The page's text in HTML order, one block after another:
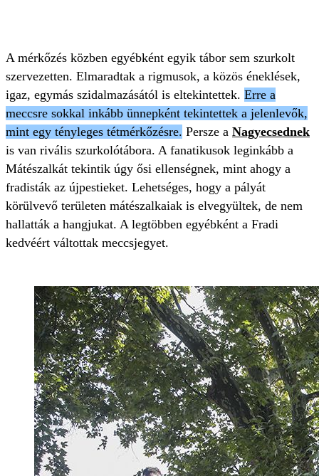
A mérkőzés közben egyébként egyik tábor sem szurkolt
szervezetten. Elmaradtak a rigmusok, a közös éneklések,
igaz, egymás szidalmazásától is eltekintettek. Erre a
meccsre sokkal inkább ünnepként tekintettek a jelenlevők,
mint egy tényleges tétmérkőzésre. Persze a Nagyecsednek
is van rivális szurkolótábora. A fanatikusok leginkább a
Mátészalkát tekintik úgy ősi ellenségnek, mint ahogy a
fradisták az újpestieket. Lehetséges, hogy a pályát
körülvevő területen mátészalkaiak is elvegyültek, de nem
hallatták a hangjukat. A legtöbben egyébként a Fradi
kedvéért váltottak meccsjegyet.